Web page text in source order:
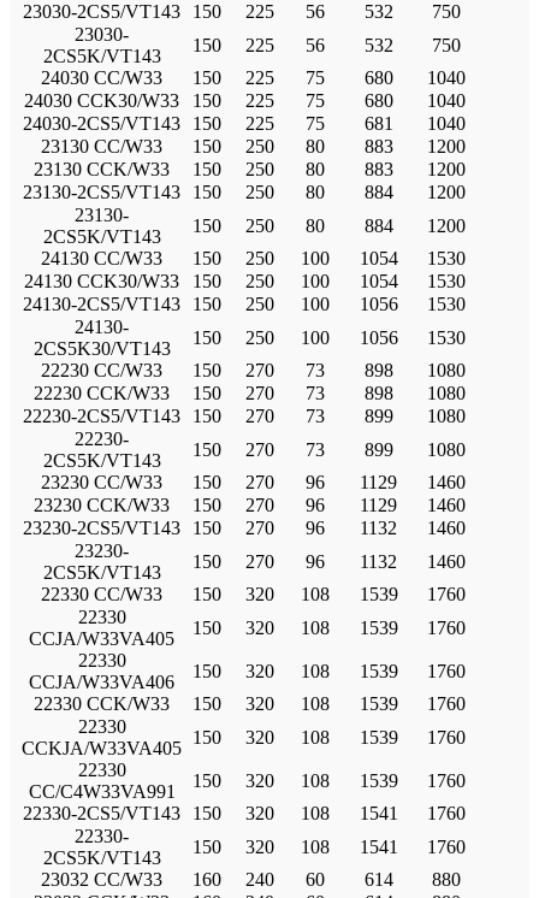
23030-2CS5/VT143
150 225 56 532
750
23030-
2CS5K/VT143
150 225 56 532
750
24030 CC/W33
150 225 75 680
1040
24030 CCK30/W33
150 225 75 680
1040
24030-2CS5/VT143
150 225 75 681
1040
23130 CC/W33
150 250 80 883
1200
23130 CCK/W33
150 250 80 883
1200
23130-2CS5/VT143
150 250 80 884
1200
23130-
2CS5K/VT143
150 250 80 884
1200
24130 CC/W33
150 250 100 1054
1530
24130 CCK30/W33
150 250 100 1054
1530
24130-2CS5/VT143
150 250 100 1056
1530
24130-
2CS5K30/VT143
150 250 100 1056
1530
22230 CC/W33
150 270 73 898
1080
22230 CCK/W33
150 270 73 898
1080
22230-2CS5/VT143
150 270 73 899
1080
22230-
2CS5K/VT143
150 270 73 899
1080
23230 CC/W33
150 270 96 1129
1460
23230 CCK/W33
150 270 96 1129
1460
23230-2CS5/VT143
150 270 96 1132
1460
23230-
2CS5K/VT143
150 270 96 1132
1460
22330 CC/W33
150 320 108 1539
1760
22330
CCJA/W33VA405
150 320 108 1539
1760
22330
CCJA/W33VA406
150 320 108 1539
1760
22330 CCK/W33
150 320 108 1539
1760
22330
CCKJA/W33VA405
150 320 108 1539
1760
22330
CC/C4W33VA991
150 320 108 1539
1760
22330-2CS5/VT143
150 320 108 1541
1760
22330-
2CS5K/VT143
150 320 108 1541
1760
23032 CC/W33
160 240 60 614
880